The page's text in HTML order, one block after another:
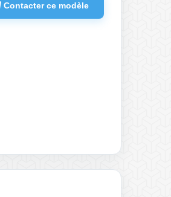
Contacter ce modèle